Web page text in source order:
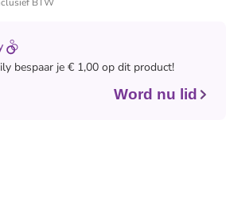
bespaar je € 1,00 op dit product!
Word nu lid